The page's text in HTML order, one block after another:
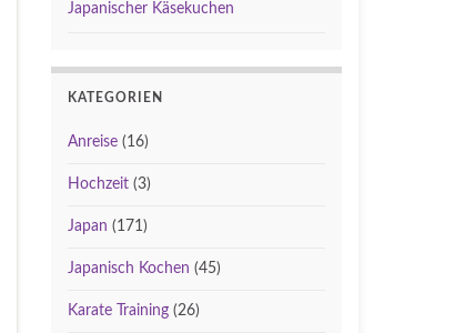
Japanischer Käsekuchen
KATEGORIEN
Anreise(16)
Hochzeit(3)
Japan (171)
Japanisch Kochen (45)
Karate Training(26)